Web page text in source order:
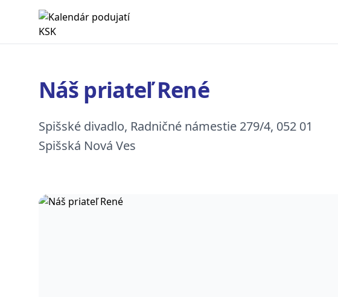
Kalendár podujatí KSK
Náš priateľ René
Spišské divadlo, Radničné námestie 279/4, 052 01
Spišská Nová Ves